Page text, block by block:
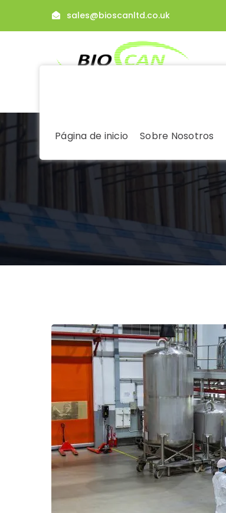
sales@bioscanltd.co.uk
Página de inicio Sobre Nosotros